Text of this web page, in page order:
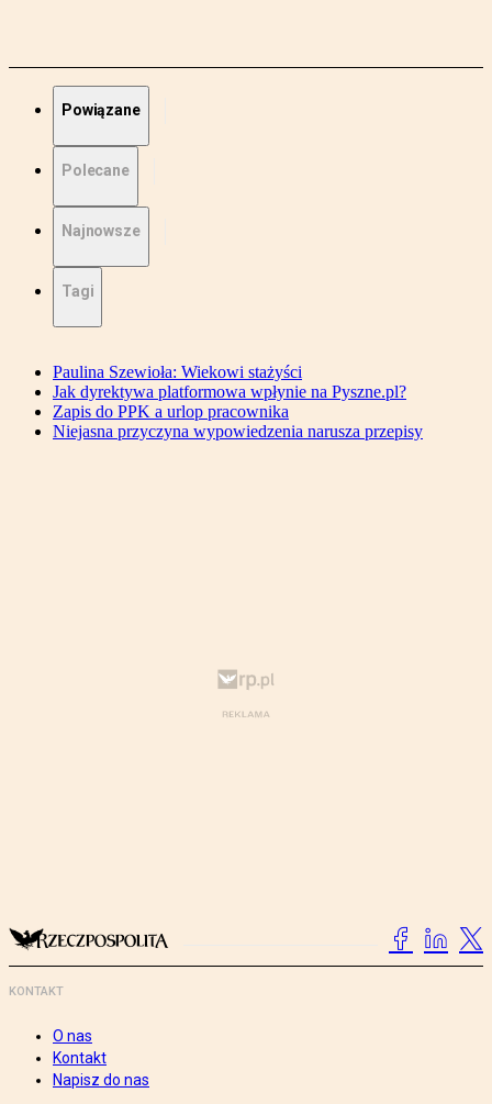
Powiązane
Polecane
Najnowsze
Tagi
Paulina Szewioła: Wiekowi stażyści
Jak dyrektywa platformowa wpłynie na Pyszne.pl?
Zapis do PPK a urlop pracownika
Niejasna przyczyna wypowiedzenia narusza przepisy
KONTAKT
O nas
Kontakt
Napisz do nas